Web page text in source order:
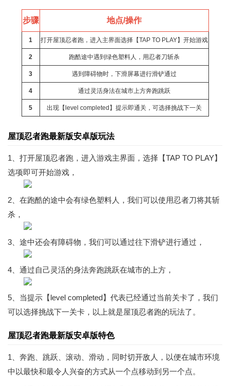
步骤 地点/操作
1 打开屋顶忍者跑，进入主界面选择【TAP TO PLAY】开始游戏
2 跑酷途中遇到绿色塑料人，用忍者刀斩杀
3 遇到障碍物时，下滑屏幕进行滑铲通过
4 通过灵活身法在城市上方奔跑跳跃
5 出现【level completed】提示即通关，可选择挑战下一关
屋顶忍者跑最新版安卓版玩法
1、打开屋顶忍者跑，进入游戏主界面，选择【TAP TO PLAY】
选项即可开始游戏，
2、在跑酷的途中会有绿色塑料人，我们可以使用忍者刀将其斩
杀，
3、途中还会有障碍物，我们可以通过往下滑铲进行通过，
4、通过自己灵活的身法奔跑跳跃在城市的上方，
5、当提示【level completed】代表已经通过当前关卡了，我们
可以选择挑战下一关卡，以上就是屋顶忍者跑的玩法了。
屋顶忍者跑最新版安卓版特色
1、奔跑、跳跃、滚动、滑动，同时切开敌人，以便在城市环境
中以最快和最令人兴奋的方式从一个点移动到另一个点。